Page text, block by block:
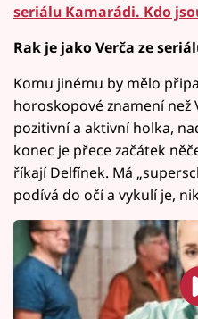
seriálu Kamarádi. Kdo
Rak je jako Verča ze
Komu jinému by mělo
horoskopové znamení než
pozitivní a aktivní holka,
konec je přece začátek
říkají Delfínek. Má
podívá do očí a vykulí je,